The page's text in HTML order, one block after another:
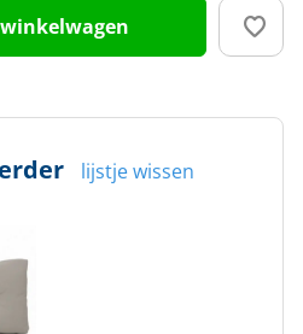
lijstje wissen